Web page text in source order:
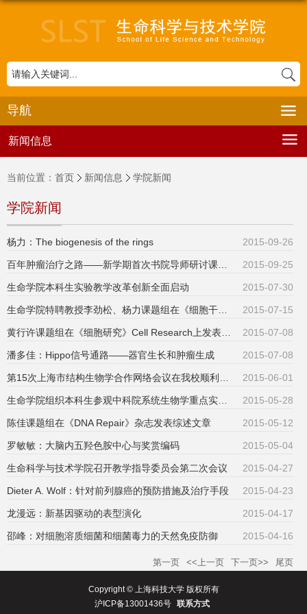
导航
新闻信息
当前位置： 首页 新闻信息 学院新闻
学院新闻
杨力：The biogenesis of the rings 2015-09-26
百年肿瘤治疗之路——新学期首次书院导师研讨课开课 2015-09-25
生命学院本科生实验教学改革创新全面启动 2015-07-30
生命学院特聘教授李劲松、杨力课题组在《细胞干细胞》Cell Stem Cell杂志发表研究论文 2015-07-15
黄行许课题组在《细胞研究》Cell Research上发表研究论文 2015-07-08
潘多佳：Hippo信号通路——器官生长和肿瘤生成 2015-07-08
第15次上海市结构生物学合作网络会议在我校顺利召开 2015-06-01
生命学院组织本科生参观中科院系统生物学重点实验室 2015-05-28
陈佳课题组在《DNA Repair》杂志发表综述文章 2015-05-12
罗敏敏：大脑内五羟色胺中心与奖赏编码 2015-05-04
生命科学与技术学院召开教学指导委员会第二次会议 2015-04-27
Dieter A. Wolf：针对前列腺癌的预防措施及治疗手段 2015-04-23
龙漫远：新基因驱动的表型演化 2015-04-17
邵峰：对细胞溶质细菌和细菌毒力的天然免疫防御 2015-04-16
第一页 <<上一页 下一页>> 尾页
Copyright © 上海科技大学 版权所有
沪ICP备13001436号 联系方式